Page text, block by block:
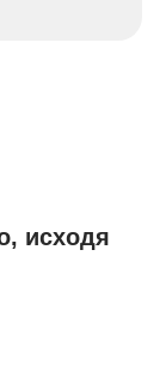
исходя